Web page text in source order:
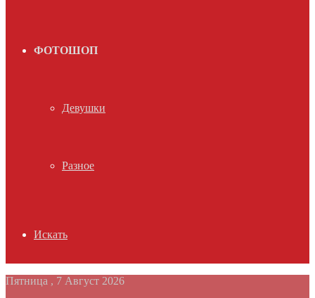
ФОТОШОП
Девушки
Разное
Искать
Пятница , 7 Август 2026